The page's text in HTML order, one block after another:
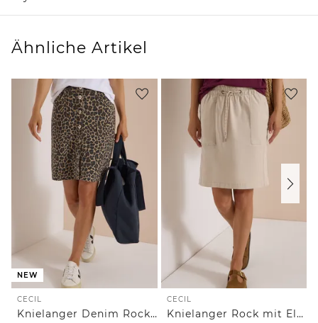
Ähnliche Artikel
NEW
CECIL
Knielanger Denim Rock mit Leo-Muster
CECIL
Knielanger Rock mit Elastikbund